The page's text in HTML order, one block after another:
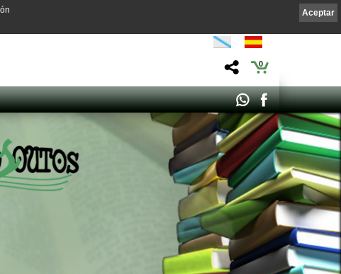
0
Aceptar